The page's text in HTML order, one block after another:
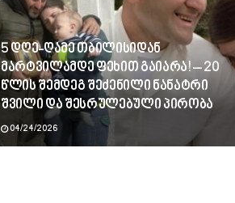
5 დღე-ღამე თბილისიდან
მარტვილამდე ფეხით გაიარა! – 20
წლის შემდეგ შეძენილი ნანატრი
შვილი და შესრულებული პირობა
04/24/2026